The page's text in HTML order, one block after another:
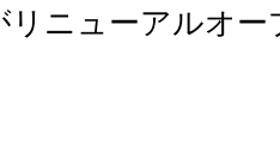
ニューアルオー